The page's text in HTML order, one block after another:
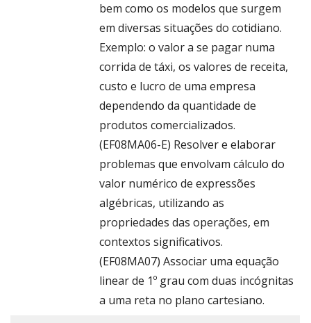
bem como os modelos que surgem
em diversas situações do cotidiano.
Exemplo: o valor a se pagar numa
corrida de táxi, os valores de receita,
custo e lucro de uma empresa
dependendo da quantidade de
produtos comercializados.
(EF08MA06-E) Resolver e elaborar
problemas que envolvam cálculo do
valor numérico de expressões
algébricas, utilizando as
propriedades das operações, em
contextos significativos.
(EF08MA07) Associar uma equação
linear de 1º grau com duas incógnitas
a uma reta no plano cartesiano.